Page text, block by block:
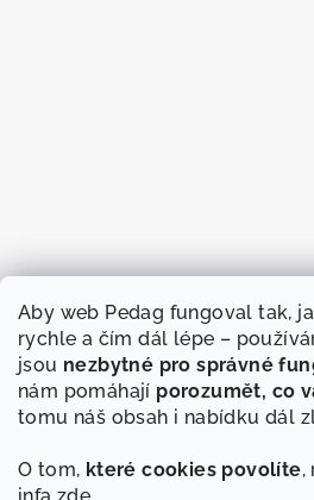
Aby web Pedag fungoval tak,
rychle a čím dál lépe –
jsou nezbytné pro správné
nám pomáhají porozumět, co
tomu náš obsah i nabídku dál
O tom, které cookies povolíte,